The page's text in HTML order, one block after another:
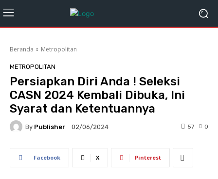
Beranda Metropolitan
METROPOLITAN
Persiapkan Diri Anda ! Seleksi
CASN 2024 Kembali Dibuka, Ini
Syarat dan Ketentuannya
By Publisher 02/06/2024 0
57
Facebook X Pinterest